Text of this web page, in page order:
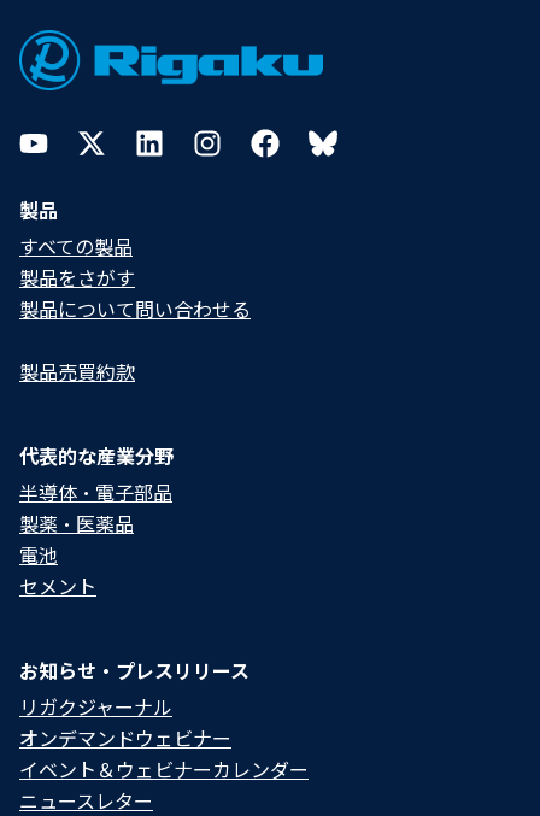
YouTubeTwitterLinkedInInstagramFacebookBluesky
製品
すべての製品
製品をさがす
製品について問い合わせる​
製品売買約款
代表的な産業分野
半導体・電子部品
製薬・医薬品
電池
セメント
お知らせ・プレスリリース
リガクジャーナル
オンデマンドウェビナー
イベント＆ウェビナーカレンダー
ニュースレター